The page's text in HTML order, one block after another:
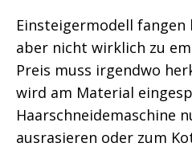
Einsteigermodell fangen
aber nicht wirklich zu
Preis muss irgendwo
wird am Material
Haarschneidemaschine
ausrasieren oder zum